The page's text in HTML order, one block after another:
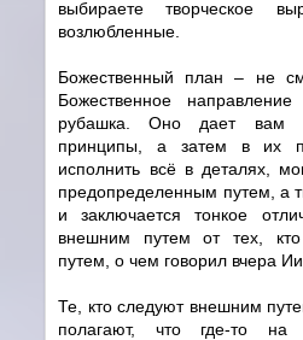
выбираете творческое
возлюбленные.
Божественный план – не
Божественное
рубашка. Оно дает вам
принципы, а затем в их
исполнить всё в деталях,
предопределенным путем, а
и заключается тонкое
внешним путем от тех, кто
путем, о чем говорил вчера
Те, кто следуют внешним
полагают, что где-то на